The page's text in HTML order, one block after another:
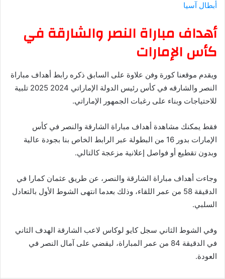
أبطال آسيا
أهداف مباراة النصر والشارقة في
كأس الإمارات
ويقدم موقعنا كورة وفن علاوة على السابق ذكره رابط أهداف مباراة
النصر والشارقه في كأس رئيس الدولة الإماراتي 2024 2025 تلبية
للاحتياجات وبناء على رغبات الجمهور الإماراتي.
فقط يمكنك مشاهدة أهداف مباراة الشارقة والنصر في كأس
الإمارات بدور 16 من البطولة عبر الرابط الخاص بنا بجودة عالية
وبدون تقطيع أو فواصل إعلانية مزعجة كالتالي.
وجاءت أهداف مباراة الشارقة والنصر، عن طريق عثمان كمارا في
الدقيقة 58 من عمر اللقاء، وذلك بعدما انتهى الشوط الأول بالتعادل
السلبي.
وفي الشوط الثاني سجل كايو لوكاس لاعب الشارقة الهدف الثاني
في الدقيقة 84 من عمر المباراة، ليقضي على آمال النصر في
العودة.